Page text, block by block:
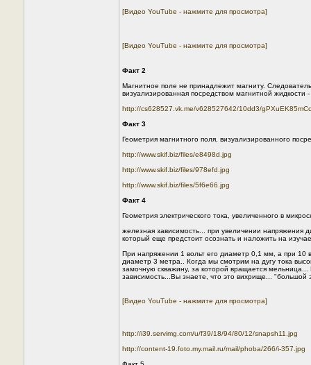
[Видео YouTube - нажмите для просмотра]
[Видео YouTube - нажмите для просмотра]
Факт 2
Магнитное поле не принадлежит магниту.
визуализированная посредством магнитной жидкости
http://cs628527.vk.me/v628527642/10dd3/
Факт 3
Геометрия магнитного поля, визуализированного
http://www.skif.biz/files/e8498d.jpg
http://www.skif.biz/files/978efd.jpg
http://www.skif.biz/files/5f6e66.jpg
Факт 4
Геометрия электрического тока, увеличенного в
железная зависимость... при увеличении напряжения
который еще предстоит осознать и наложить на
При напряжении 1 вольт его диаметр 0,1 мм, а при 10
диаметр 3 метра.. Когда мы смотрим на дугу тока
замочную скважину, за которой вращается
зависимость...Вы знаете, что это вихрище...
[Видео YouTube - нажмите для просмотра]
http://i39.servimg.com/u/f39/18/94/80/12/snapsh11.jpg
http://content-19.foto.my.mail.ru/mail/phoba/266/i-357.jpg